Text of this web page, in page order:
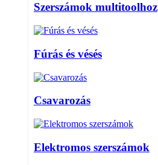
Szerszámok multitoolhoz
Fúrás és vésés
Csavarozás
Elektromos szerszámok